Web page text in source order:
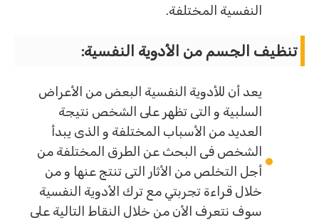
النفسية المختلفة.
تنظيف الجسم من الأدوية النفسية:
يعد أن للأدوية النفسية البعض من الأعراض
السلبية و التى تظهر على الشخص نتيجة
العديد من الأسباب المختلفة و الذى يبدأ
الشخص فى البحث عن الطرق المختلفة من
أجل التخلص من الأثار التى تنتج عنها و من
خلال قراءة تجربتي مع ترك الأدوية النفسية
سوف نتعرف الأن من خلال النقاط التالية على